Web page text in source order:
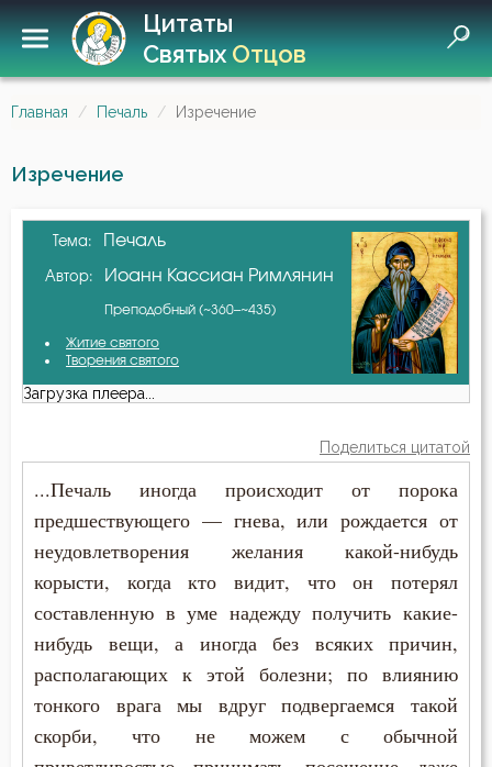
Цитаты
СвятыхОтцов
Главная Печаль Изречение
Изречение
Тема: Печаль
Автор: Иоанн Кассиан Римлянин
Преподобный (~360–~435)
Житие святого
Творения святого
Загрузка плеера...
Поделиться цитатой
...Печаль иногда происходит от порока
предшествующего — гнева, или рождается от
неудовлетворения желания какой-нибудь
корысти, когда кто видит, что он потерял
составленную в уме надежду получить какие-
нибудь вещи, а иногда без всяких причин,
располагающих к этой болезни; по влиянию
тонкого врага мы вдруг подвергаемся такой
скорби, что не можем с обычной